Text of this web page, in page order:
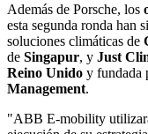
Además de Porsche, los
esta segunda ronda han
soluciones climáticas de
de Singapur, y Just
Reino Unido y fundada
Management.
"ABB E-mobility